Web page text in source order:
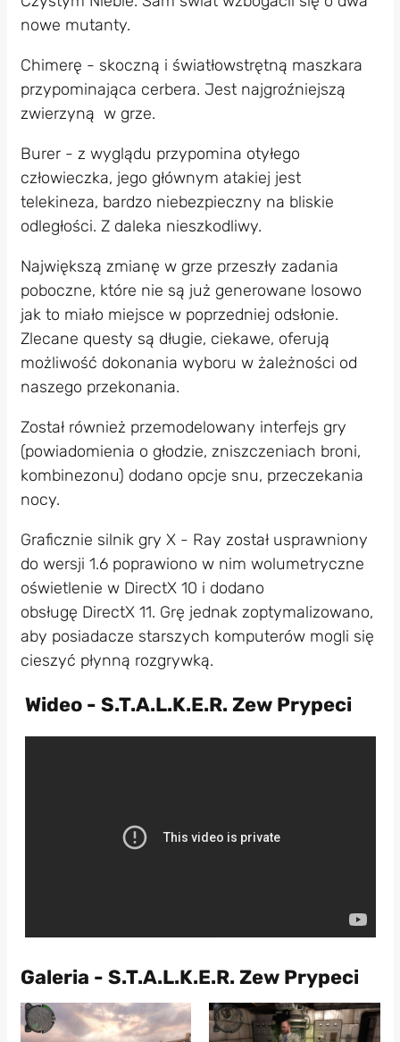
nowe mutanty.
Chimerę - skoczną i światłowstrętną maszkara
przypominająca cerbera. Jest najgroźniejszą
zwierzyną w grze.
Burer - z wyglądu przypomina otyłego
człowieczka, jego głównym atakiej jest
telekineza, bardzo niebezpieczny na bliskie
odległości. Z daleka nieszkodliwy.
Największą zmianę w grze przeszły zadania
poboczne, które nie są już generowane losowo
jak to miało miejsce w poprzedniej odsłonie.
Zlecane questy są długie, ciekawe, oferują
możliwość dokonania wyboru w żależności od
naszego przekonania.
Został również przemodelowany interfejs gry
(powiadomienia o głodzie, zniszczeniach broni,
kombinezonu) dodano opcje snu, przeczekania
nocy.
Graficznie silnik gry X - Ray został usprawniony
do wersji 1.6 poprawiono w nim wolumetryczne
oświetlenie w DirectX 10 i dodano
obsługę DirectX 11. Grę jednak zoptymalizowano,
aby posiadacze starszych komputerów mogli się
cieszyć płynną rozgrywką.
Wideo - S.T.A.L.K.E.R. Zew Prypeci
Galeria - S.T.A.L.K.E.R. Zew Prypeci